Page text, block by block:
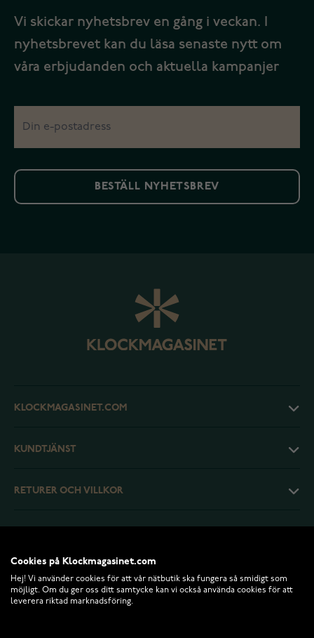
Vi skickar nyhetsbrev en gång i veckan. I
nyhetsbrevet kan du läsa senaste nytt om
våra erbjudanden och aktuella kampanjer
BESTÄLL NYHETSBREV
KLOCKMAGASINET.COM
KUNDTJÄNST
RETURER OCH VILLKOR
Cookies på Klockmagasinet.com
Hej! Vi använder cookies för att vår nätbutik ska fungera så smidigt som
möjligt. Om du ger oss ditt samtycke kan vi också använda cookies för att
leverera riktad marknadsföring.